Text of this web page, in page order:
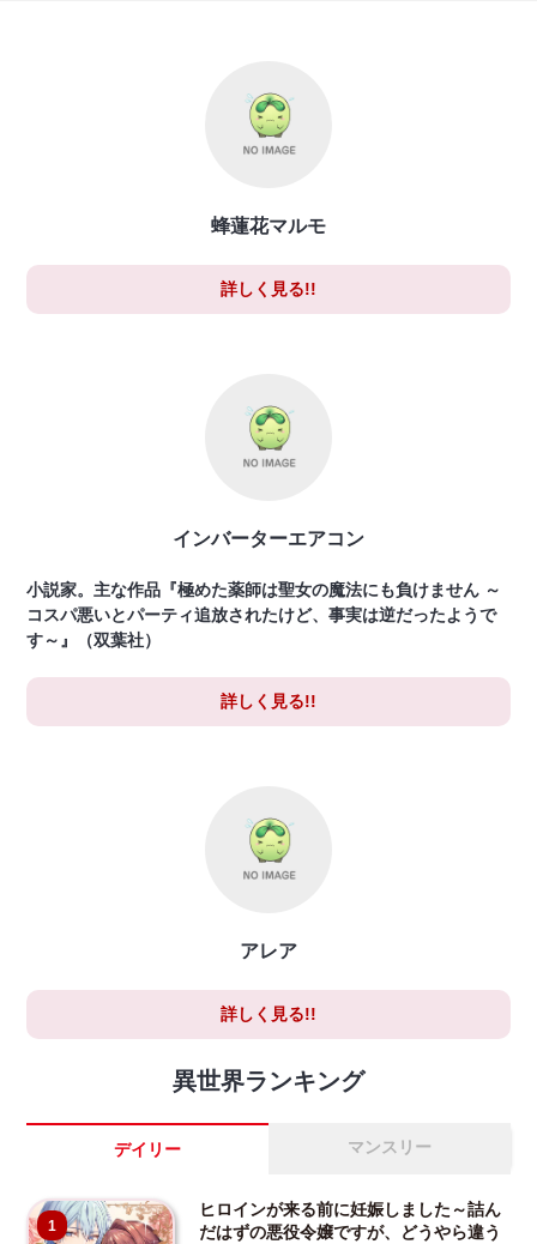
蜂蓮花マルモ
詳しく見る!!
インバーターエアコン
小説家。主な作品『極めた薬師は聖女の魔法にも負けません ～
コスパ悪いとパーティ追放されたけど、事実は逆だったようで
す～』（双葉社）
詳しく見る!!
アレア
詳しく見る!!
異世界ランキング
デイリー マンスリー
1
ヒロインが来る前に妊娠しました～詰ん
だはずの悪役令嬢ですが、どうやら違う